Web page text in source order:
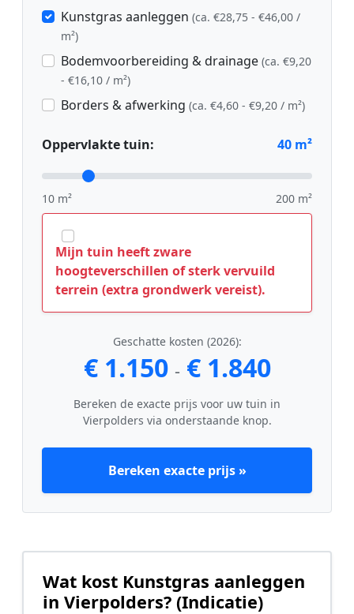
Kunstgras aanleggen (ca. €28,75 - €46,00 /
m²)
Bodemvoorbereiding & drainage (ca. €9,20
- €16,10 / m²)
Borders & afwerking (ca. €4,60 - €9,20 / m²)
Oppervlakte tuin: 40 m²
10 m² 200 m²
Mijn tuin heeft zware
hoogteverschillen of sterk vervuild
terrein (extra grondwerk vereist).
Geschatte kosten (2026):
€ 1.150 - € 1.840
Bereken de exacte prijs voor uw tuin in
Vierpolders via onderstaande knop.
Bereken exacte prijs »
Wat kost Kunstgras aanleggen
in Vierpolders? (Indicatie)